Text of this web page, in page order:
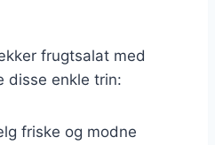
frugtsalat med
disse enkle trin:
friske og modne